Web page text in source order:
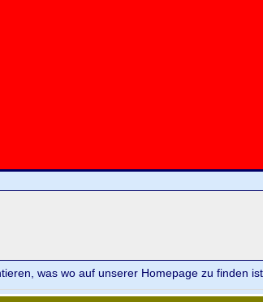
was wo auf unserer Homepage zu finden ist.